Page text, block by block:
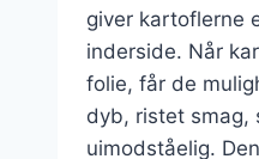
giver kartoflerne
inderside. Når
folie, får de
dyb, ristet smag,
uimodståelig.